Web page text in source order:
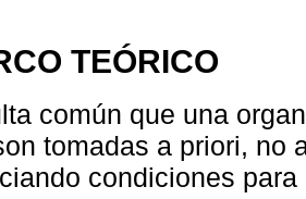
TEÓRICO
común que una
tomadas a priori, no
condiciones